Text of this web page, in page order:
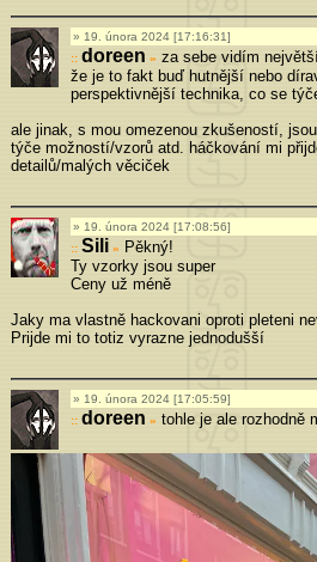
19. února 2024 [17:16:31]
doreen » za sebe vidím
že je to fakt buď hutnější nebo
perspektivnější technika, co se
ale jinak, s mou omezenou zkušeností,
týče možností/vzorů atd. háčkování mi
detailů/malých věciček
19. února 2024 [17:08:56]
Sili »
Pěkný!
Ty vzorky jsou super
Ceny už méně
Jaky ma vlastně hackovani oproti pleteni
Prijde mi to totiz vyrazne jednodušší
19. února 2024 [17:05:59]
doreen » tohle je ale rozhodně